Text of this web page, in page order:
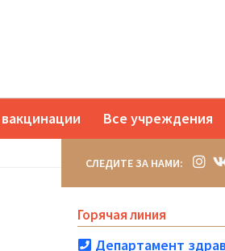
Все учреждения
СЛЕДИТЕ ЗА НАМИ:
Горячая линия
Департамент